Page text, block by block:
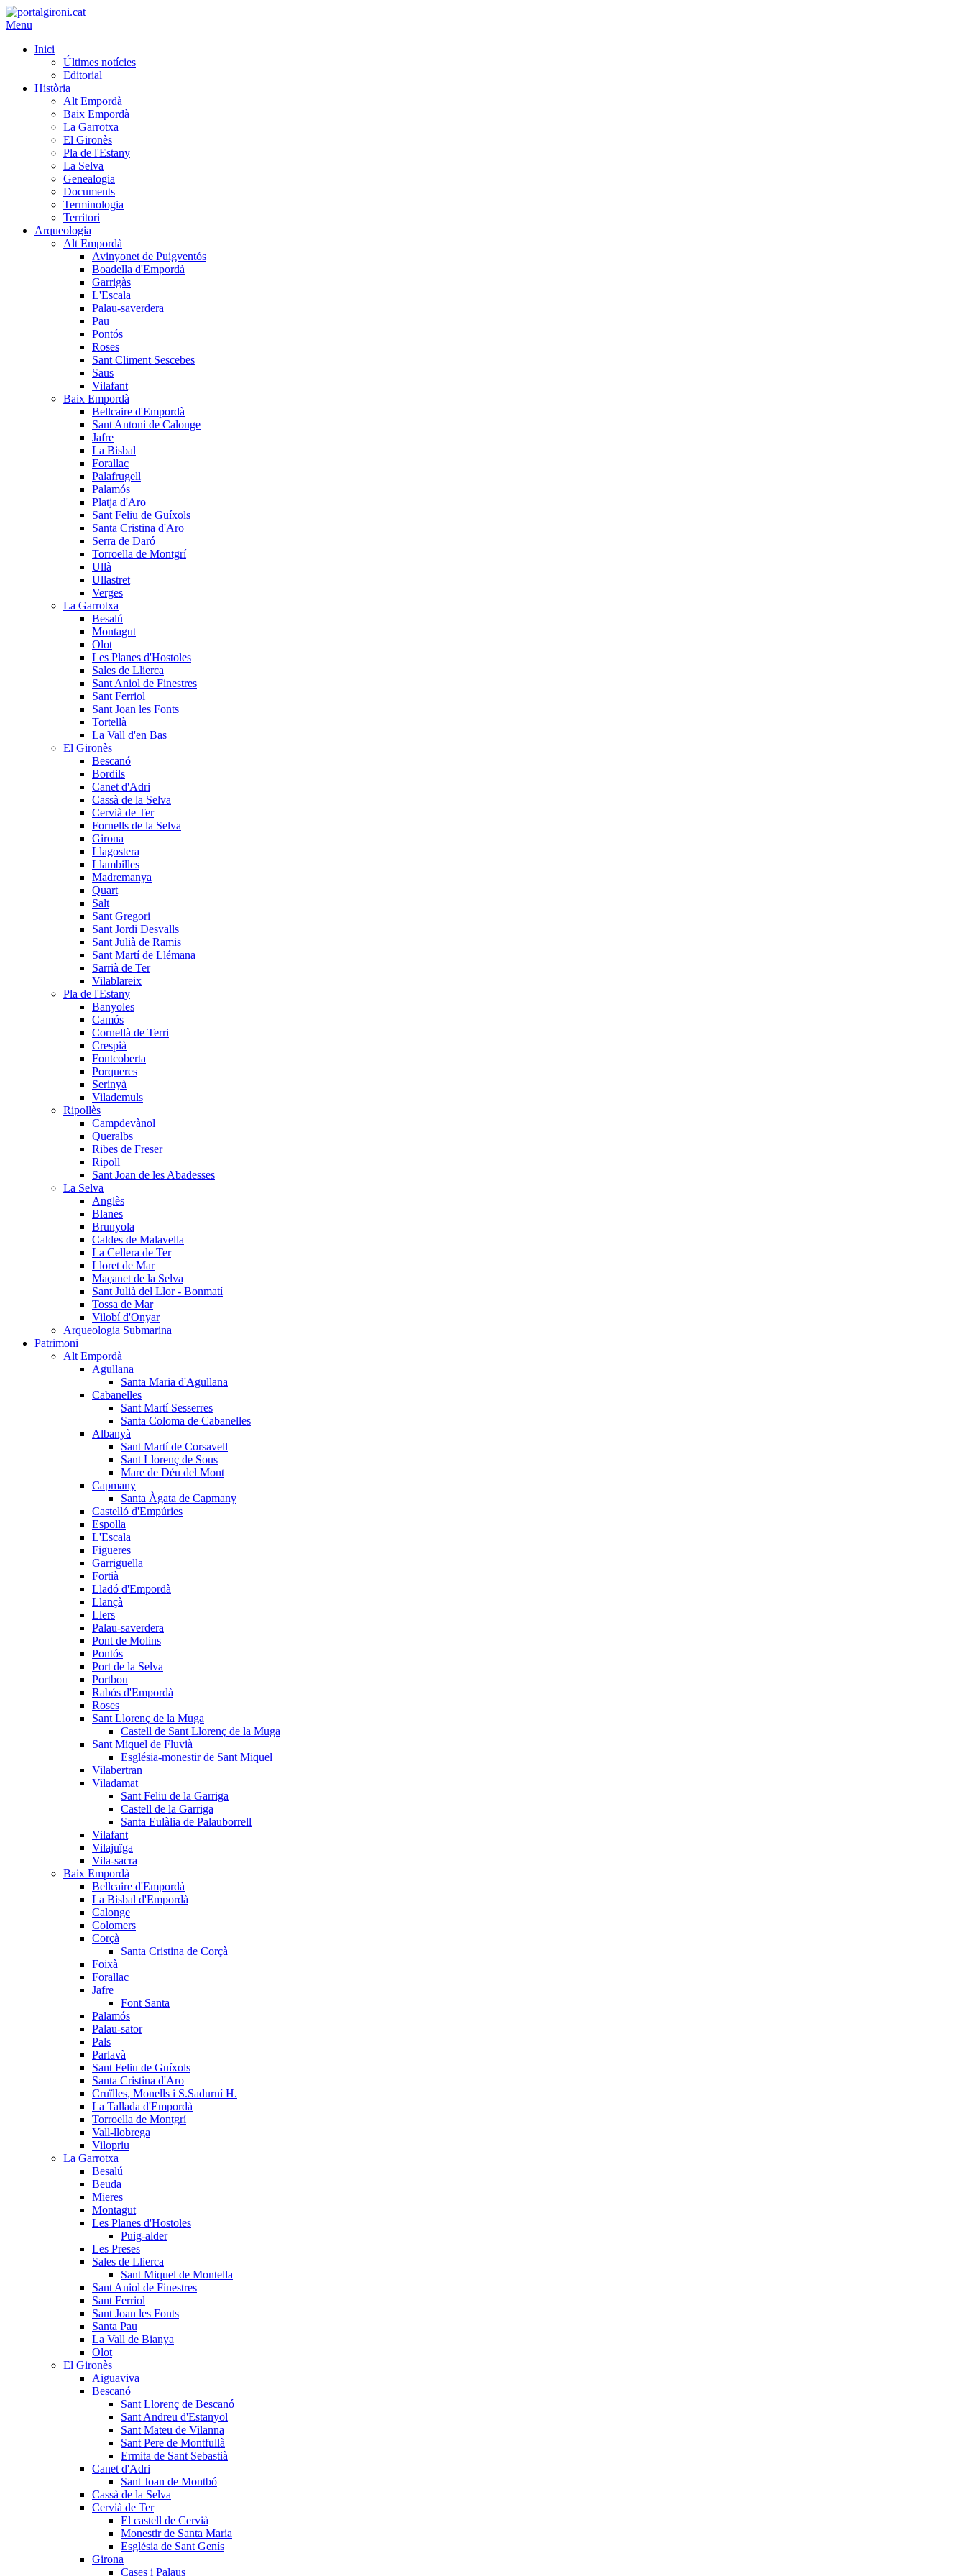
Menu
Inici
Últimes notícies
Editorial
Història
Alt Empordà
Baix Empordà
La Garrotxa
El Gironès
Pla de l'Estany
La Selva
Genealogia
Documents
Terminologia
Territori
Arqueologia
Alt Empordà
Avinyonet de Puigventós
Boadella d'Empordà
Garrigàs
L'Escala
Palau-saverdera
Pau
Pontós
Roses
Sant Climent Sescebes
Saus
Vilafant
Baix Empordà
Bellcaire d'Empordà
Sant Antoni de Calonge
Jafre
La Bisbal
Forallac
Palafrugell
Palamós
Platja d'Aro
Sant Feliu de Guíxols
Santa Cristina d'Aro
Serra de Daró
Torroella de Montgrí
Ullà
Ullastret
Verges
La Garrotxa
Besalú
Montagut
Olot
Les Planes d'Hostoles
Sales de Llierca
Sant Aniol de Finestres
Sant Ferriol
Sant Joan les Fonts
Tortellà
La Vall d'en Bas
El Gironès
Bescanó
Bordils
Canet d'Adri
Cassà de la Selva
Cervià de Ter
Fornells de la Selva
Girona
Llagostera
Llambilles
Madremanya
Quart
Salt
Sant Gregori
Sant Jordi Desvalls
Sant Julià de Ramis
Sant Martí de Llémana
Sarrià de Ter
Vilablareix
Pla de l'Estany
Banyoles
Camós
Cornellà de Terri
Crespià
Fontcoberta
Porqueres
Serinyà
Vilademuls
Ripollès
Campdevànol
Queralbs
Ribes de Freser
Ripoll
Sant Joan de les Abadesses
La Selva
Anglès
Blanes
Brunyola
Caldes de Malavella
La Cellera de Ter
Lloret de Mar
Maçanet de la Selva
Sant Julià del Llor - Bonmatí
Tossa de Mar
Vilobí d'Onyar
Arqueologia Submarina
Patrimoni
Alt Empordà
Agullana
Santa Maria d'Agullana
Cabanelles
Sant Martí Sesserres
Santa Coloma de Cabanelles
Albanyà
Sant Martí de Corsavell
Sant Llorenç de Sous
Mare de Déu del Mont
Capmany
Santa Àgata de Capmany
Castelló d'Empúries
Espolla
L'Escala
Figueres
Garriguella
Fortià
Lladó d'Empordà
Llançà
Llers
Palau-saverdera
Pont de Molins
Pontós
Port de la Selva
Portbou
Rabós d'Empordà
Roses
Sant Llorenç de la Muga
Castell de Sant Llorenç de la Muga
Sant Miquel de Fluvià
Església-monestir de Sant Miquel
Vilabertran
Viladamat
Sant Feliu de la Garriga
Castell de la Garriga
Santa Eulàlia de Palauborrell
Vilafant
Vilajuïga
Vila-sacra
Baix Empordà
Bellcaire d'Empordà
La Bisbal d'Empordà
Calonge
Colomers
Corçà
Santa Cristina de Corçà
Foixà
Forallac
Jafre
Font Santa
Palamós
Palau-sator
Pals
Parlavà
Sant Feliu de Guíxols
Santa Cristina d'Aro
Cruïlles, Monells i S.Sadurní H.
La Tallada d'Empordà
Torroella de Montgrí
Vall-llobrega
Vilopriu
La Garrotxa
Besalú
Beuda
Mieres
Montagut
Les Planes d'Hostoles
Puig-alder
Les Preses
Sales de Llierca
Sant Miquel de Montella
Sant Aniol de Finestres
Sant Ferriol
Sant Joan les Fonts
Santa Pau
La Vall de Bianya
Olot
El Gironès
Aiguaviva
Bescanó
Sant Llorenç de Bescanó
Sant Andreu d'Estanyol
Sant Mateu de Vilanna
Sant Pere de Montfullà
Ermita de Sant Sebastià
Canet d'Adri
Sant Joan de Montbó
Cassà de la Selva
Cervià de Ter
El castell de Cervià
Monestir de Santa Maria
Església de Sant Genís
Girona
Cases i Palaus